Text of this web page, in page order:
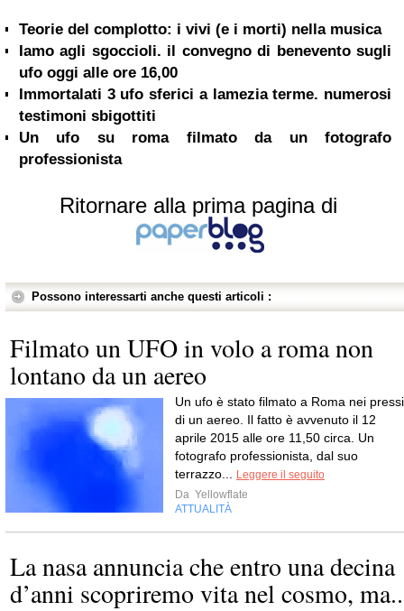
Teorie del complotto: i vivi (e i morti) nella musica
Iamo agli sgoccioli. il convegno di benevento sugli
ufo oggi alle ore 16,00
Immortalati 3 ufo sferici a lamezia terme. numerosi
testimoni sbigottiti
Un ufo su roma filmato da un fotografo
professionista
Ritornare alla prima pagina di
Possono interessarti anche questi articoli :
Filmato un UFO in volo a roma non
lontano da un aereo
Un ufo è stato filmato a Roma nei pressi
di un aereo. Il fatto è avvenuto il 12
aprile 2015 alle ore 11,50 circa. Un
fotografo professionista, dal suo
terrazzo...
Leggere il seguito
Da Yellowflate
ATTUALITÀ
La nasa annuncia che entro una decina
d’anni scopriremo vita nel cosmo,